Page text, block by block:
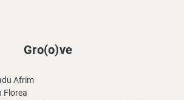
Gro(o)ve
Afrim
Florea